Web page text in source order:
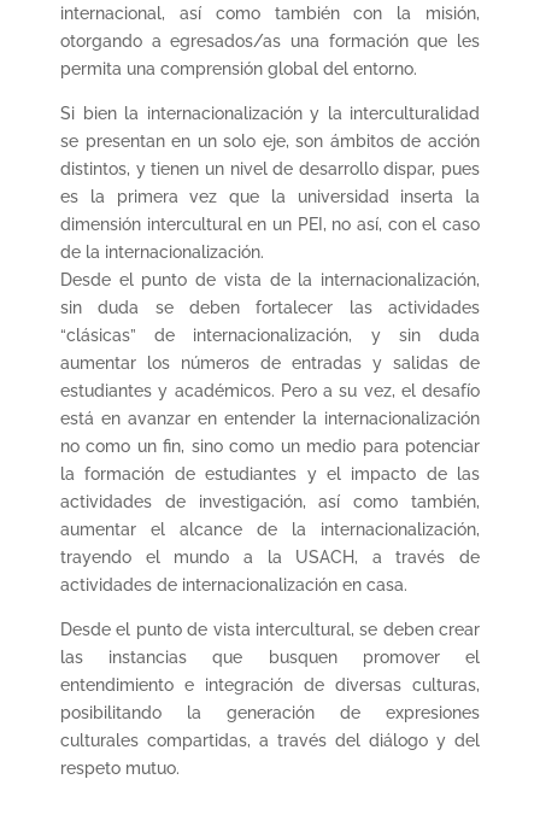
internacional, así como también con la misión,
otorgando a egresados/as una formación que les
permita una comprensión global del entorno.
Si bien la internacionalización y la interculturalidad
se presentan en un solo eje, son ámbitos de acción
distintos, y tienen un nivel de desarrollo dispar, pues
es la primera vez que la universidad inserta la
dimensión intercultural en un PEI, no así, con el caso
de la internacionalización.
Desde el punto de vista de la internacionalización,
sin duda se deben fortalecer las actividades
“clásicas” de internacionalización, y sin duda
aumentar los números de entradas y salidas de
estudiantes y académicos. Pero a su vez, el desafío
está en avanzar en entender la internacionalización
no como un fin, sino como un medio para potenciar
la formación de estudiantes y el impacto de las
actividades de investigación, así como también,
aumentar el alcance de la internacionalización,
trayendo el mundo a la USACH, a través de
actividades de internacionalización en casa.
Desde el punto de vista intercultural, se deben crear
las instancias que busquen promover el
entendimiento e integración de diversas culturas,
posibilitando la generación de expresiones
culturales compartidas, a través del diálogo y del
respeto mutuo.